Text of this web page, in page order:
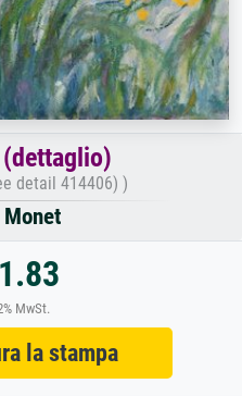
detail 414406) )
Monet
MwSt.
la stampa